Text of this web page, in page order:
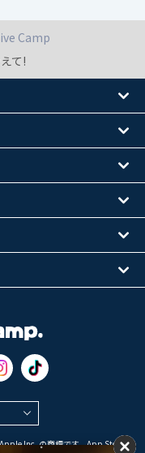
Camp
て!
Inc. の商標です。App Store は